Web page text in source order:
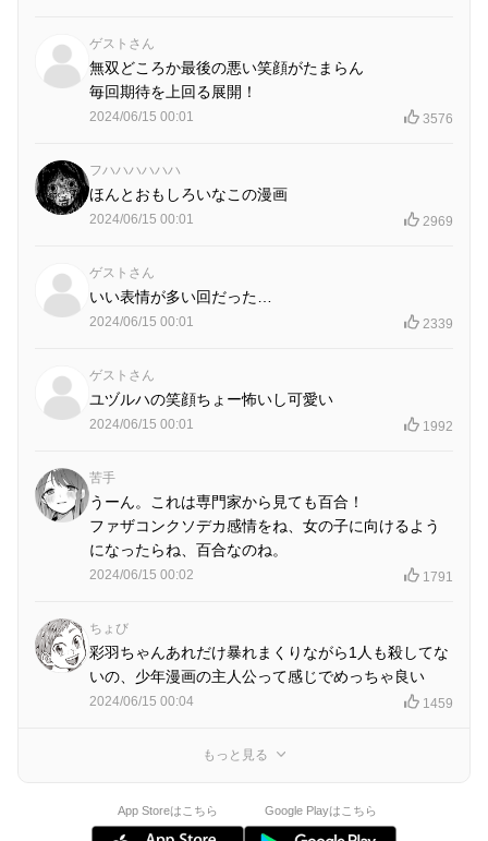
ゲストさん
無双どころか最後の悪い笑顔がたまらん
毎回期待を上回る展開！
2024/06/15 00:01 3576
フハハハハハハ
ほんとおもしろいなこの漫画
2024/06/15 00:01 2969
ゲストさん
いい表情が多い回だった…
2024/06/15 00:01 2339
ゲストさん
ユヅルハの笑顔ちょー怖いし可愛い
2024/06/15 00:01 1992
苦手
うーん。これは専門家から見ても百合！
ファザコンクソデカ感情をね、女の子に向けるよう
になったらね、百合なのね。
2024/06/15 00:02 1791
ちょび
彩羽ちゃんあれだけ暴れまくりながら1人も殺してな
いの、少年漫画の主人公って感じでめっちゃ良い
2024/06/15 00:04 1459
もっと見る
App Storeはこちら Google Playはこちら